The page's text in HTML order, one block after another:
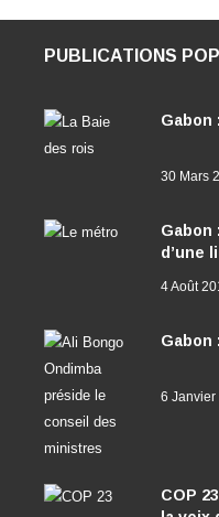
PUBLICATIONS
Gabon
30 Mars
d’une
4 Août
Gabon
6 Janvier
COP